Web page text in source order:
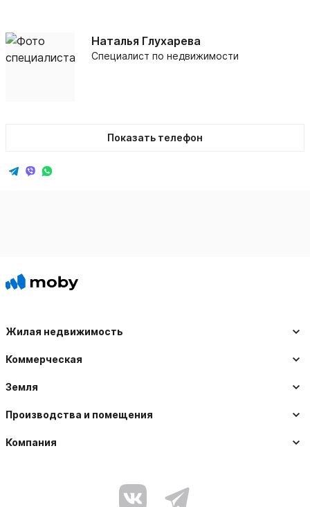
Наталья Глухарева
Специалист по недвижимости
Показать телефон
Жилая недвижимость
Коммерческая
Земля
Производства и помещения
Компания